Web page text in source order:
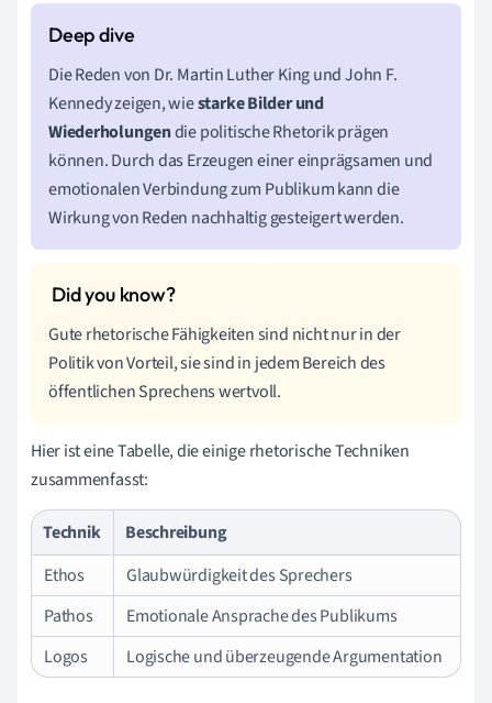
Die Reden von Dr. Martin Luther King und John F.
Kennedy zeigen, wiestarke Bilder und
Wiederholungendie politische Rhetorik prägen
können. Durch das Erzeugen einer einprägsamen und
emotionalen Verbindung zum Publikum kann die
Wirkung von Reden nachhaltig gesteigert werden.
Gute rhetorische Fähigkeiten sind nicht nur in der
Politik von Vorteil, sie sind in jedem Bereich des
öffentlichen Sprechens wertvoll.
Hier ist eine Tabelle, die einige rhetorische Techniken
zusammenfasst:
Technik
Beschreibung
Ethos
Glaubwürdigkeit des Sprechers
Pathos
Emotionale Ansprache des Publikums
Logos
Logische und überzeugende Argumentation